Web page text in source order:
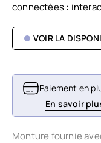
connectées :
VOIR LA
Paiement en
En savoir
Monture fournie